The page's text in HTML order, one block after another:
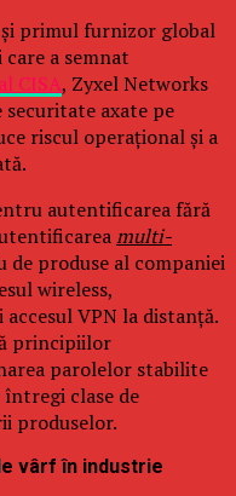
primul furnizor global
a semnat
CISA, Zyxel Networks
axate pe
riscul operațional și a
autentificarea fără
multi-
produse al companiei
wireless,
VPN la distanță.
principiilor
parolelor stabilite
clase de
produselor.
vârf în industrie